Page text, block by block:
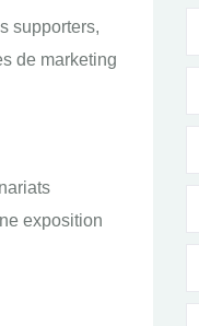
supporters,
de marketing
exposition